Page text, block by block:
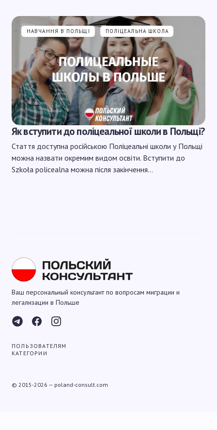
НАВЧАННЯ В ПОЛЬЩІ ПОЛІЦЕАЛЬНА ШКОЛА
Як вступити до поліцеальної школи в Польщі?
Стаття доступна російською Поліцеальні школи у Польщі
можна назвати окремим видом освіти. Вступити до
Szkoła policealna можна після закінчення…
Ваш персональный консультант по вопросам миграции и
легализации в Польше
ПОЛЬЗОВАТЕЛЯМ
КАТЕГОРИИ
© 2015-2026 — poland-consult.com